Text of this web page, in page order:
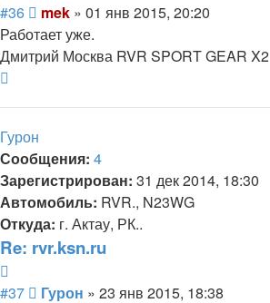
#36
Сообщение
mek » 01 янв 2015, 20:20
Работает уже.
Дмитрий Москва RVR SPORT GEAR X2
Гурон
Сообщения: 4
Зарегистрирован: 31 дек 2014, 18:30
Автомобиль: RVR., N23WG
Откуда: г. Актау, РК..
Re: rvr.ksn.ru
#37
Сообщение
Гурон » 23 янв 2015, 18:38